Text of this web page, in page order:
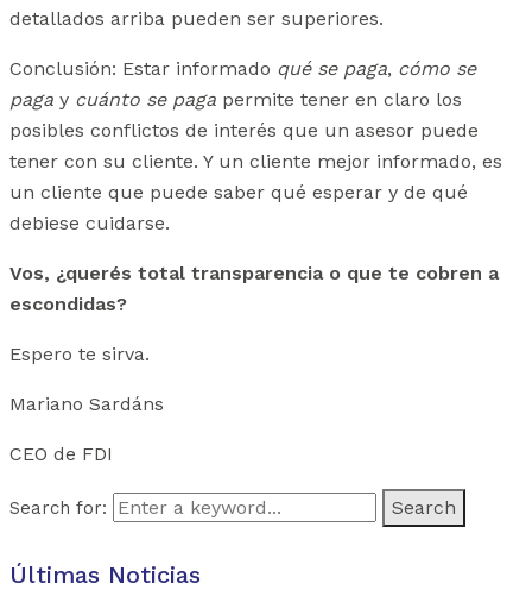
detallados arriba pueden ser superiores.
Conclusión: Estar informado qué se paga, cómo se
paga y cuánto se paga permite tener en claro los
posibles conflictos de interés que un asesor puede
tener con su cliente. Y un cliente mejor informado, es
un cliente que puede saber qué esperar y de qué
debiese cuidarse.
Vos, ¿querés total transparencia o que te cobren a
escondidas?
Espero te sirva.
Mariano Sardáns
CEO de FDI
Search for:
Últimas Noticias